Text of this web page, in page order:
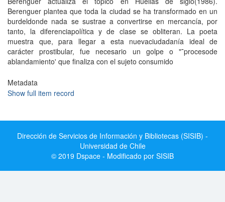
Berenguer plantea que toda la ciudad se ha transformado en un
burdeldonde nada se sustrae a convertirse en mercancí­a, por
tanto, la diferenciapolí­tica y de clase se obliteran. La poeta
muestra que, para llegar a esta nuevaciudadaní­a ideal de
carácter prostibular, fue necesario un golpe o "˜procesode
ablandamiento' que finaliza con el sujeto consumido
Metadata
Show full item record
Dirección de Servicios de Información y Bibliotecas (SISIB) -
Universidad de Chile
© 2019 Dspace - Modificado por SISIB